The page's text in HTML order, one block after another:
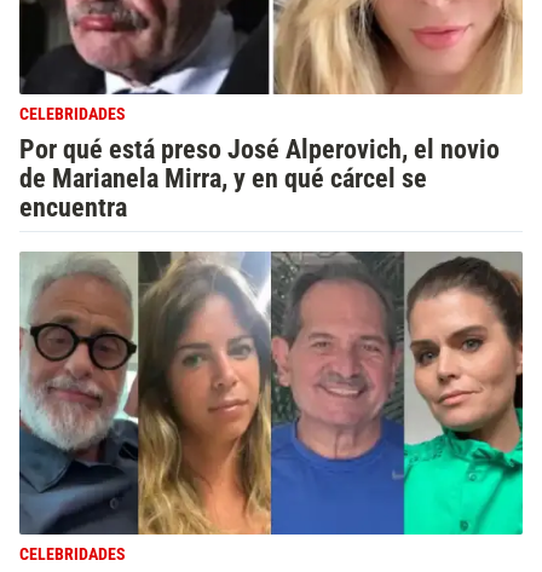
CELEBRIDADES
Por qué está preso José Alperovich, el novio
de Marianela Mirra, y en qué cárcel se
encuentra
CELEBRIDADES